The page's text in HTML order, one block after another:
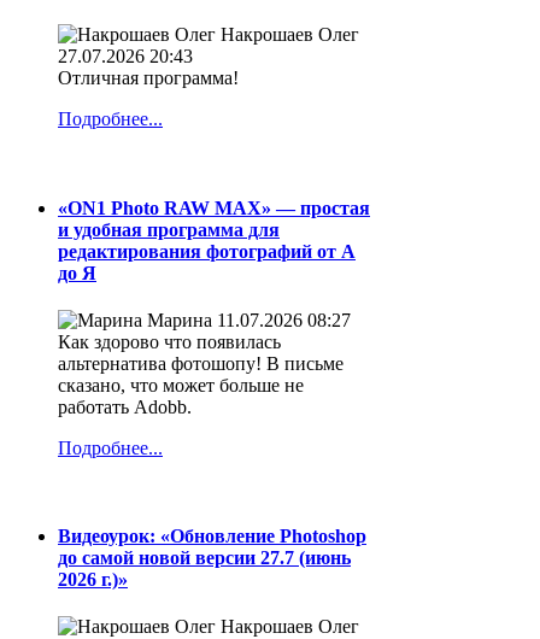
Накрошаев Олег
27.07.2026 20:43
Отличная программа!
Подробнее...
«ON1 Photo RAW MAX» — простая
и удобная программа для
редактирования фотографий от А
до Я
Марина 11.07.2026 08:27
Как здорово что появилась
альтернатива фотошопу! В письме
сказано, что может больше не
работать Adobb.
Подробнее...
Видеоурок: «Обновление Photoshop
до самой новой версии 27.7 (июнь
2026 г.)»
Накрошаев Олег